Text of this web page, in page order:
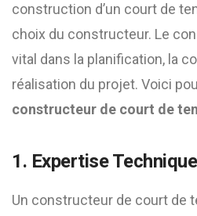
construction d’un court de
choix du constructeur. Le
vital dans la planification, la
réalisation du projet. Voici
constructeur de court de
1. Expertise Technique
Un constructeur de court de